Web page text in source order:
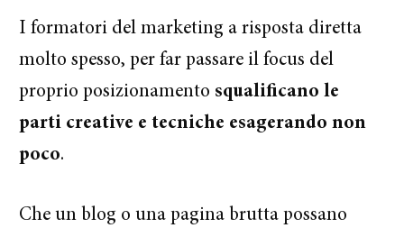
I formatori del marketing a risposta diretta
molto spesso, per far passare il focus del
proprio posizionamento squalificano le
parti creative e tecniche esagerando non
poco.
Che un blog o una pagina brutta possano